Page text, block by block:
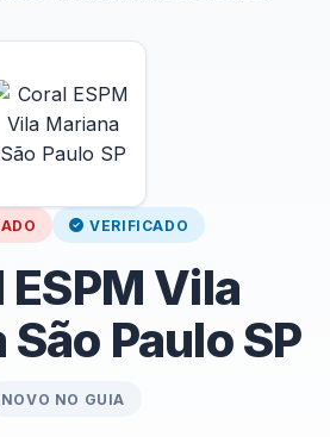
VERIFICADO
ESPM Vila
Paulo SP
NOVO NO GUIA